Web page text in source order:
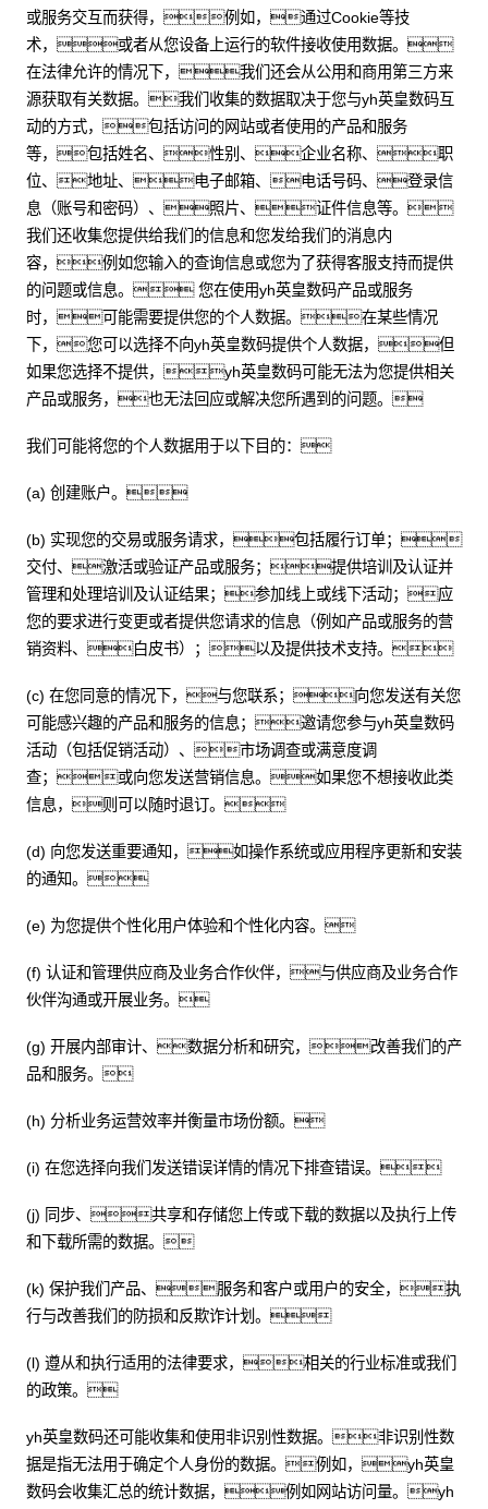
或服务交互而获得，例如，通过Cookie等技
术，或者从您设备上运行的软件接收使用数据。
在法律允许的情况下，我们还会从公用和商用第三方来
源获取有关数据。我们收集的数据取决于您与yh英皇数码互
动的方式，包括访问的网站或者使用的产品和服务
等，包括姓名、性别、企业名称、职
位、地址、电子邮箱、电话号码、登录信
息（账号和密码）、照片、证件信息等。
我们还收集您提供给我们的信息和您发给我们的消息内
容，例如您输入的查询信息或您为了获得客服支持而提供
的问题或信息。 您在使用yh英皇数码产品或服务
时，可能需要提供您的个人数据。在某些情况
下，您可以选择不向yh英皇数码提供个人数据，但
如果您选择不提供，yh英皇数码可能无法为您提供相关
产品或服务，也无法回应或解决您所遇到的问题。
我们可能将您的个人数据用于以下目的：
(a) 创建账户。
(b) 实现您的交易或服务请求，包括履行订单；
交付、激活或验证产品或服务；提供培训及认证并
管理和处理培训及认证结果；参加线上或线下活动；应
您的要求进行变更或者提供您请求的信息（例如产品或服务的营
销资料、白皮书）；以及提供技术支持。
(c) 在您同意的情况下，与您联系；向您发送有关您
可能感兴趣的产品和服务的信息；邀请您参与yh英皇数码
活动（包括促销活动）、市场调查或满意度调
查；或向您发送营销信息。如果您不想接收此类
信息，则可以随时退订。
(d) 向您发送重要通知，如操作系统或应用程序更新和安装
的通知。
(e) 为您提供个性化用户体验和个性化内容。
(f) 认证和管理供应商及业务合作伙伴，与供应商及业务合作
伙伴沟通或开展业务。
(g) 开展内部审计、数据分析和研究，改善我们的产
品和服务。
(h) 分析业务运营效率并衡量市场份额。
(i) 在您选择向我们发送错误详情的情况下排查错误。
(j) 同步、共享和存储您上传或下载的数据以及执行上传
和下载所需的数据。
(k) 保护我们产品、服务和客户或用户的安全，执
行与改善我们的防损和反欺诈计划。
(l) 遵从和执行适用的法律要求，相关的行业标准或我们
的政策。
yh英皇数码还可能收集和使用非识别性数据。非识别性数
据是指无法用于确定个人身份的数据。例如，yh英皇
数码会收集汇总的统计数据，例如网站访问量。yh